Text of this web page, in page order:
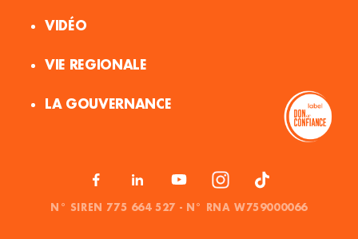
VIDÉO
VIE REGIONALE
LA GOUVERNANCE
N° SIREN 775 664 527 - N° RNA W759000066